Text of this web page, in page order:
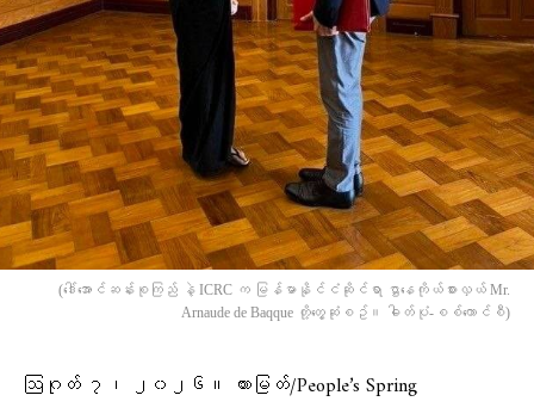
(​ဒေါ်​အောင်ဆန်းစုကြည် နဲ့ ICRC က မြန်မာနိုင်ငံဆိုင်ရာ ဌာ‌နေကိုယ်စားလှယ် Mr.
Arnaude de Baqque တို့​တွေ့ဆုံစဥ်။ ဓါတ်ပုံ-စစ်​ကောင်စီ)
ဩဂုတ် ၇၊ ၂၀၂၆။ ထားမြတ်/People’s Spring